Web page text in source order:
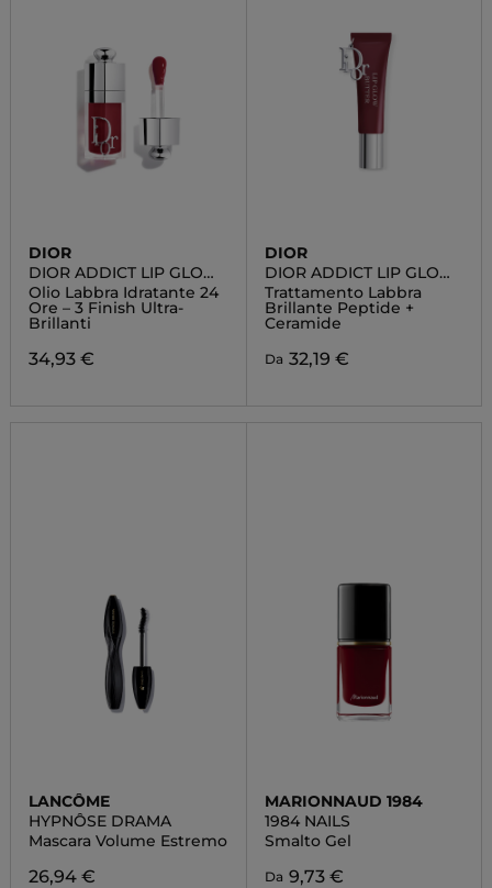
DIOR
DIOR ADDICT LIP GLOW
OIL
Olio Labbra Idratante 24
Ore – 3 Finish Ultra-
Brillanti
34,93 €
DIOR
DIOR ADDICT LIP GLOW
BUTTER
Trattamento Labbra
Brillante Peptide +
Ceramide
Da 32,19 €
LANCÔME
HYPNÔSE DRAMA
Mascara Volume Estremo
26,94 €
MARIONNAUD 1984
1984 NAILS
Smalto Gel
Da 9,73 €